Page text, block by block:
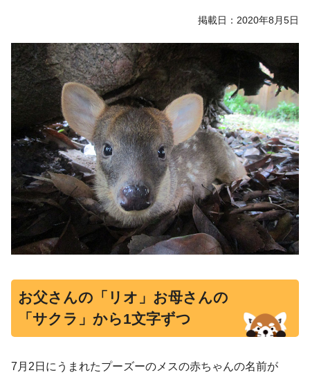
掲載日：2020年8月5日
お父さんの「リオ」お母さんの
「サクラ」から1文字ずつ
7 月 2 日にうまれたプーズーのメスの赤ちゃんの名前が